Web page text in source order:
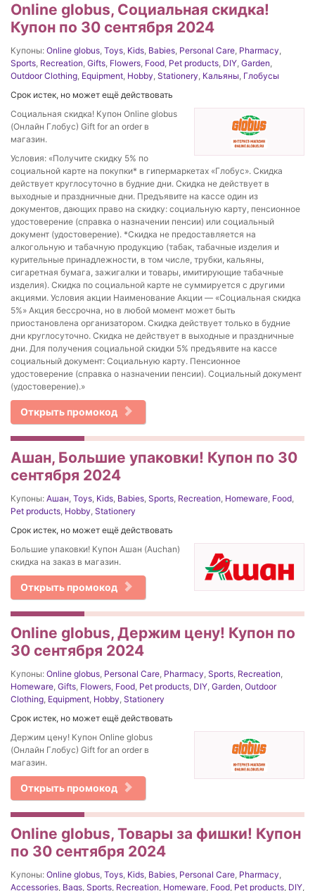
Online globus, Социальная скидка!
Купон по 30 сентября 2024
Купоны: Online globus, Toys, Kids, Babies, Personal Care, Pharmacy,
Sports, Recreation, Gifts, Flowers, Food, Pet products, DIY, Garden,
Outdoor Clothing, Equipment, Hobby, Stationery, Кальяны, Глобусы
Срок истек, но может ещё действовать
Социальная скидка! Купон Online globus
(Онлайн Глобус) Gift for an order в
магазин.
Условия: «Получите скидку 5% по
социальной карте на покупки* в гипермаркетах «Глобус». Скидка
действует круглосуточно в будние дни. Скидка не действует в
выходные и праздничные дни. Предъявите на кассе один из
документов, дающих право на скидку: социальную карту, пенсионное
удостоверение (справка о назначении пенсии) или социальный
документ (удостоверение). *Скидка не предоставляется на
алкогольную и табачную продукцию (табак, табачные изделия и
курительные принадлежности, в том числе, трубки, кальяны,
сигаретная бумага, зажигалки и товары, имитирующие табачные
изделия). Скидка по социальной карте не суммируется с другими
акциями. Условия акции Наименование Акции — «Социальная скидка
5%» Акция бессрочна, но в любой момент может быть
приостановлена организатором. Скидка действует только в будние
дни круглосуточно. Скидка не действует в выходные и праздничные
дни. Для получения социальной скидки 5% предъявите на кассе
социальный документ: Социальную карту. Пенсионное
удостоверение (справка о назначении пенсии). Социальный документ
(удостоверение).»
Открыть промокод
Ашан, Большие упаковки! Купон по 30
сентября 2024
Купоны: Ашан, Toys, Kids, Babies, Sports, Recreation, Homeware, Food,
Pet products, Hobby, Stationery
Срок истек, но может ещё действовать
Большие упаковки! Купон Ашан (Auchan)
скидка на заказ в магазин.
Открыть промокод
Online globus, Держим цену! Купон по
30 сентября 2024
Купоны: Online globus, Personal Care, Pharmacy, Sports, Recreation,
Homeware, Gifts, Flowers, Food, Pet products, DIY, Garden, Outdoor
Clothing, Equipment, Hobby, Stationery
Срок истек, но может ещё действовать
Держим цену! Купон Online globus
(Онлайн Глобус) Gift for an order в
магазин.
Открыть промокод
Online globus, Товары за фишки! Купон
по 30 сентября 2024
Купоны: Online globus, Toys, Kids, Babies, Personal Care, Pharmacy,
Accessories, Bags, Sports, Recreation, Homeware, Food, Pet products, DIY,